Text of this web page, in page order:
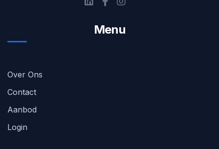
Menu
Over Ons
Contact
Aanbod
Login